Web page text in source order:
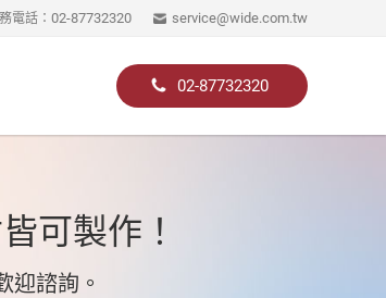
service@wide.com.tw
電話： 02-87732320
02-87732320
可製作！
迎諮詢。